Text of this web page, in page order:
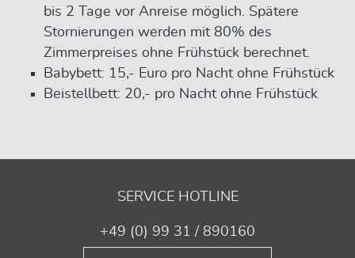
bis 2 Tage vor Anreise möglich. Spätere
Stornierungen werden mit 80% des
Zimmerpreises ohne Frühstück berechnet.
Babybett: 15,- Euro pro Nacht ohne Frühstück
Beistellbett: 20,- pro Nacht ohne Frühstück
SERVICE HOTLINE
+49 (0) 99 31 / 890160